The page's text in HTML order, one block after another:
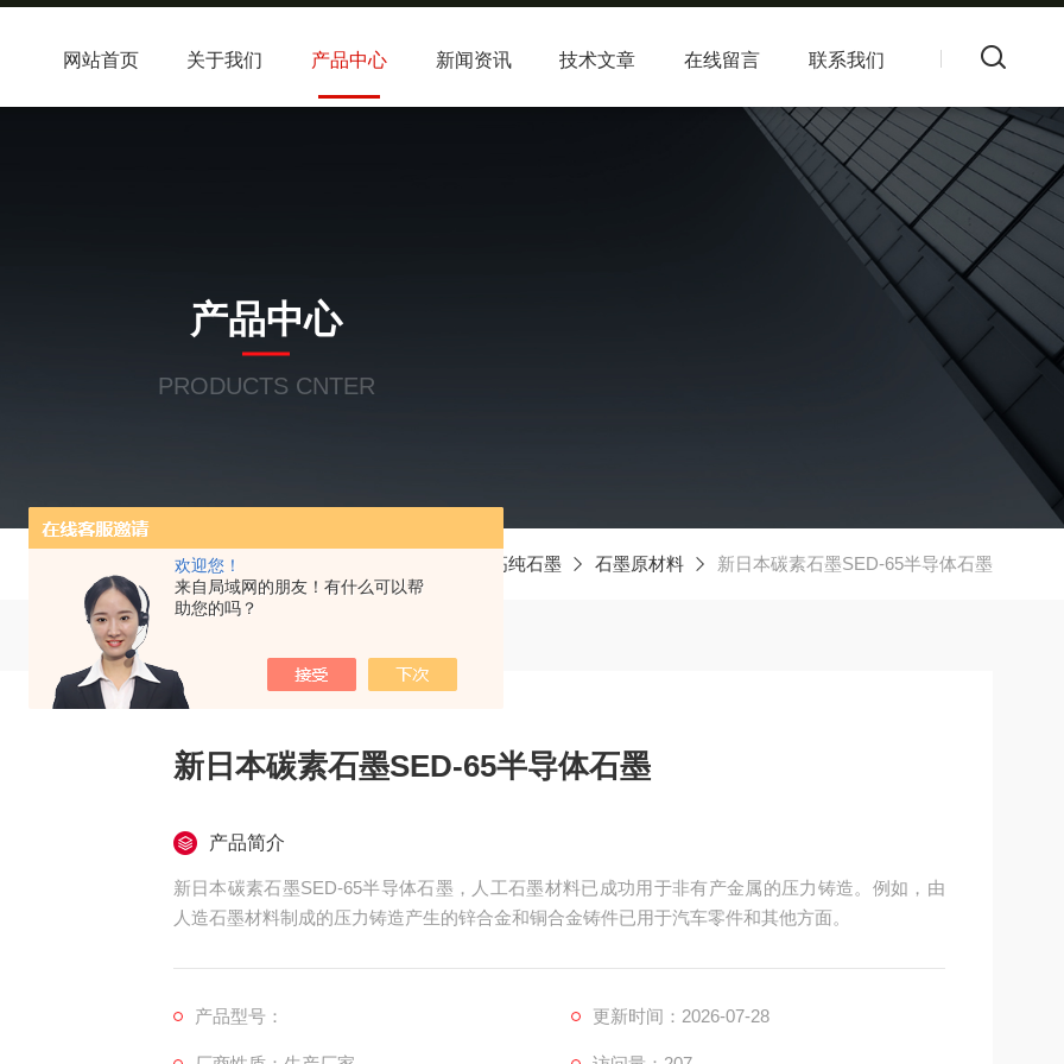
欢迎您！
来自局域网的朋友！有什么可以帮
助您的吗？
网站首页 关于我们 产品中心 新闻资讯 技术文章 在线留言 联系我们
产品中心
PRODUCTS CNTER
当前位置： 高纯石墨 石墨原材料 新日本碳素石墨SED-65半导体石墨
新日本碳素石墨SED-65半导体石墨
产品简介
新日本碳素石墨SED-65半导体石墨，人工石墨材料已成功用于非有产金属的压力铸造。例如，由
人造石墨材料制成的压力铸造产生的锌合金和铜合金铸件已用于汽车零件和其他方面。
产品型号： 更新时间：2026-07-28